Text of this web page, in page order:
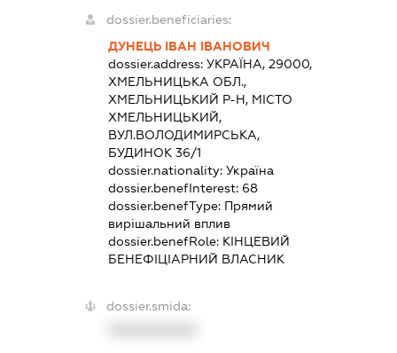
dossier.beneficiaries:
ДУНЕЦЬ ІВАН ІВАНОВИЧ
dossier.address: УКРАЇНА, 29000,
ХМЕЛЬНИЦЬКА ОБЛ.,
ХМЕЛЬНИЦЬКИЙ Р-Н, МІСТО
ХМЕЛЬНИЦЬКИЙ,
ВУЛ.ВОЛОДИМИРСЬКА,
БУДИНОК 36/1
dossier.nationality: Україна
dossier.benefInterest: 68
dossier.benefType: Прямий
вирішальний вплив
dossier.benefRole: КІНЦЕВИЙ
БЕНЕФІЦІАРНИЙ ВЛАСНИК
dossier.smida: